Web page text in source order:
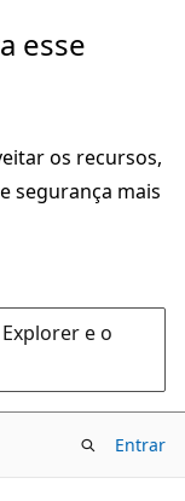
esse
os recursos,
segurança mais
e o
Entrar